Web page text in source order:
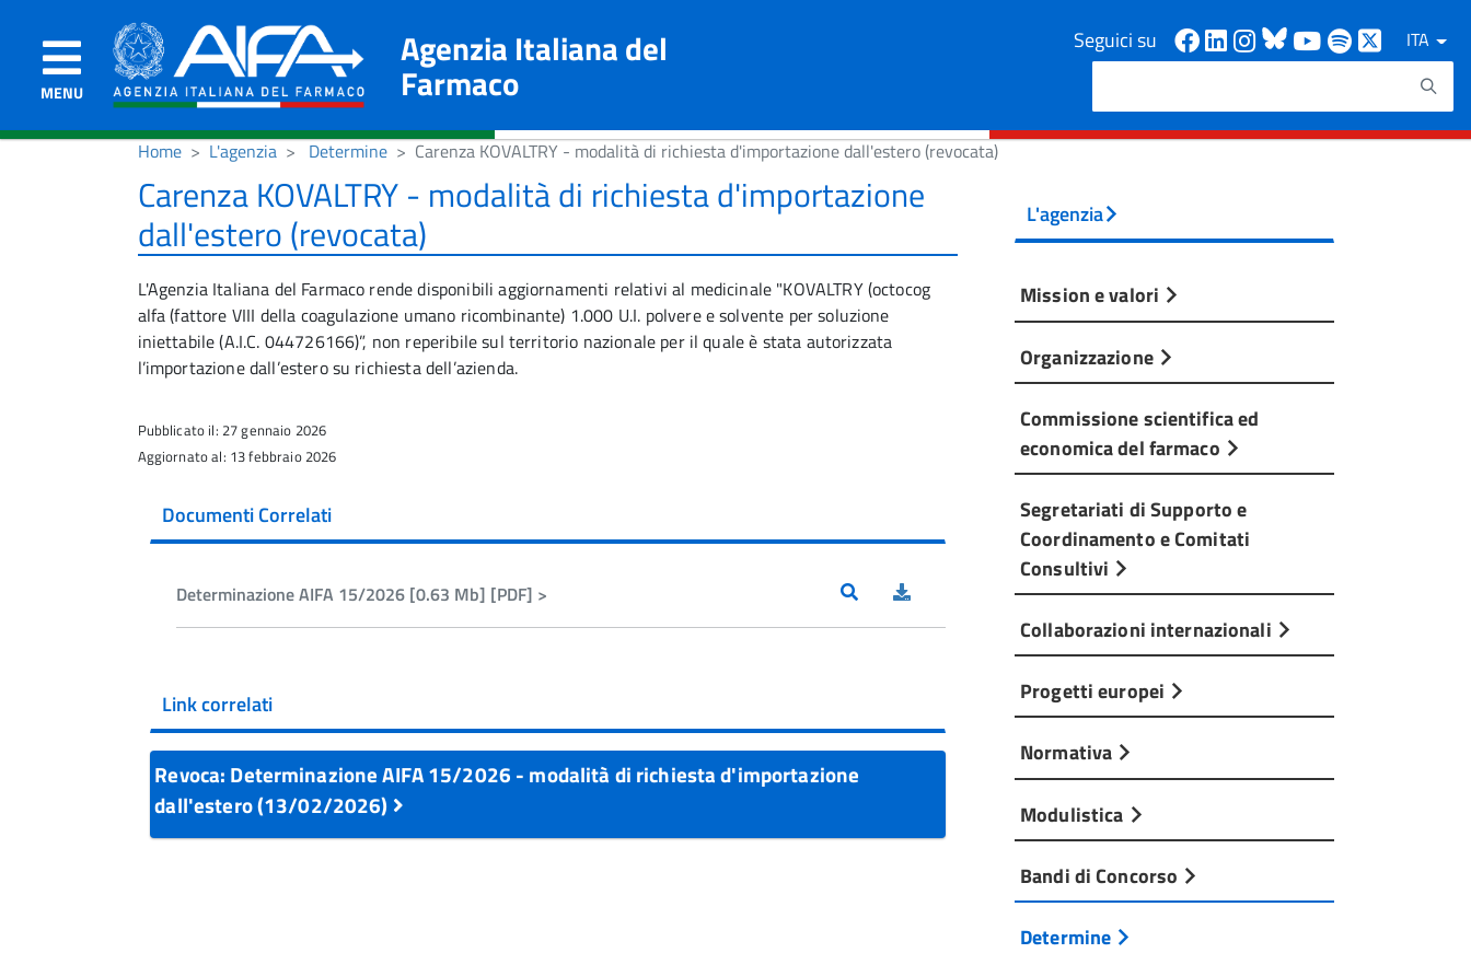
MENU
Agenzia Italiana del
Farmaco
Seguici su Facebook
Linkedin
Instagram
Bluesky
Youtube
Spotify
ITA
Cerca
Home L'agenzia Determine Carenza KOVALTRY - modalità di richiesta d'importazione dall'estero (revocata)
Carenza KOVALTRY - modalità di richiesta d'importazione
dall'estero (revocata)
L'Agenzia Italiana del Farmaco rende disponibili aggiornamenti relativi al medicinale "KOVALTRY (octocog
alfa (fattore VIII della coagulazione umano ricombinante) 1.000 U.I. polvere e solvente per soluzione
iniettabile (A.I.C. 044726166)”, non reperibile sul territorio nazionale per il quale è stata autorizzata
l’importazione dall’estero su richiesta dell’azienda.
Pubblicato il: 27 gennaio 2026
Aggiornato al: 13 febbraio 2026
Documenti Correlati
Determinazione AIFA 15/2026 [0.63 Mb] [PDF] >
Link correlati
Revoca: Determinazione AIFA 15/2026 - modalità di richiesta d'importazione
dall'estero (13/02/2026)
L'agenzia
Mission e valori
Organizzazione
Commissione scientifica ed
economica del farmaco
Segretariati di Supporto e
Coordinamento e Comitati
Consultivi
Collaborazioni internazionali
Progetti europei
Normativa
Modulistica
Bandi di Concorso
Determine